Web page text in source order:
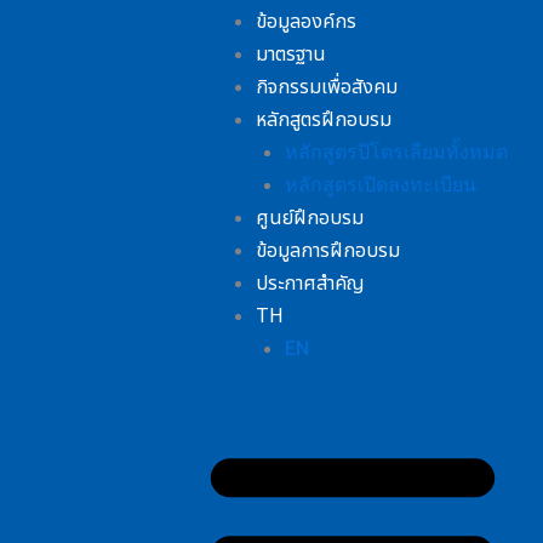
ข้อมูลองค์กร
มาตรฐาน
กิจกรรมเพื่อสังคม
หลักสูตรฝึกอบรม
หลักสูตรปิโตรเลียมทั้งหมด
หลักสูตรเปิดลงทะเบียน
ศูนย์ฝึกอบรม
ข้อมูลการฝึกอบรม
ประกาศสำคัญ
TH
EN